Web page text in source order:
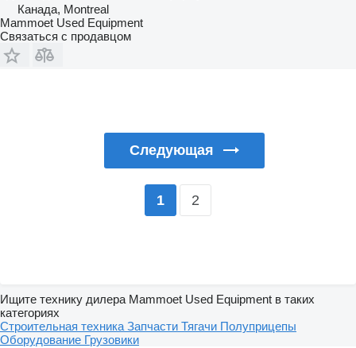
Канада, Montreal
Mammoet Used Equipment
Связаться с продавцом
Следующая
1 2
Ищите технику дилера Mammoet Used Equipment в таких
категориях
Строительная техника Запчасти Тягачи Полуприцепы
Оборудование Грузовики